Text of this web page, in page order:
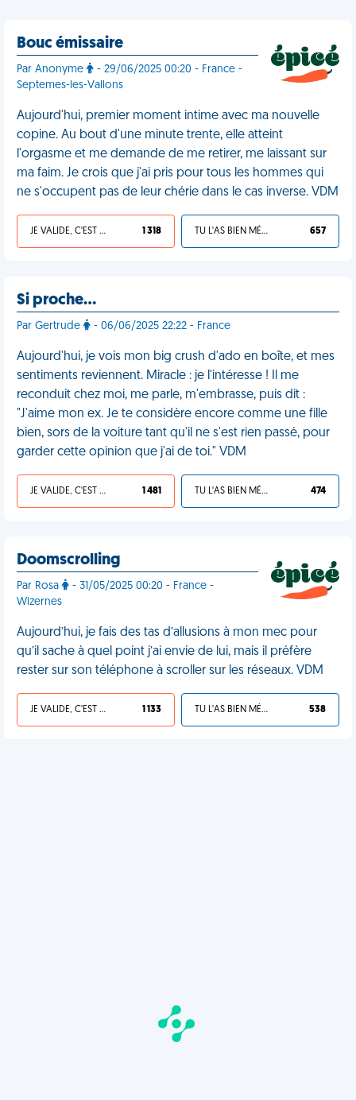
Bouc émissaire
Par Anonyme
- 29/06/2025 00:20 - France -
Septemes-les-Vallons
Aujourd'hui, premier moment intime avec ma nouvelle
copine. Au bout d'une minute trente, elle atteint
l'orgasme et me demande de me retirer, me laissant sur
ma faim. Je crois que j'ai pris pour tous les hommes qui
ne s'occupent pas de leur chérie dans le cas inverse. VDM
JE VALIDE, C'EST UNE VDM 1 318 TU L'AS BIEN MÉRITÉ 657
Si proche…
Par Gertrude - 06/06/2025 22:22 - France
Aujourd'hui, je vois mon big crush d'ado en boîte, et mes
sentiments reviennent. Miracle : je l'intéresse ! Il me
reconduit chez moi, me parle, m'embrasse, puis dit :
"J'aime mon ex. Je te considère encore comme une fille
bien, sors de la voiture tant qu'il ne s'est rien passé, pour
garder cette opinion que j'ai de toi." VDM
JE VALIDE, C'EST UNE VDM 1 481 TU L'AS BIEN MÉRITÉ 474
Doomscrolling
Par Rosa
- 31/05/2025 00:20 - France -
Wizernes
Aujourd’hui, je fais des tas d’allusions à mon mec pour
qu’il sache à quel point j’ai envie de lui, mais il préfère
rester sur son téléphone à scroller sur les réseaux. VDM
JE VALIDE, C'EST UNE VDM 1 133 TU L'AS BIEN MÉRITÉ 538